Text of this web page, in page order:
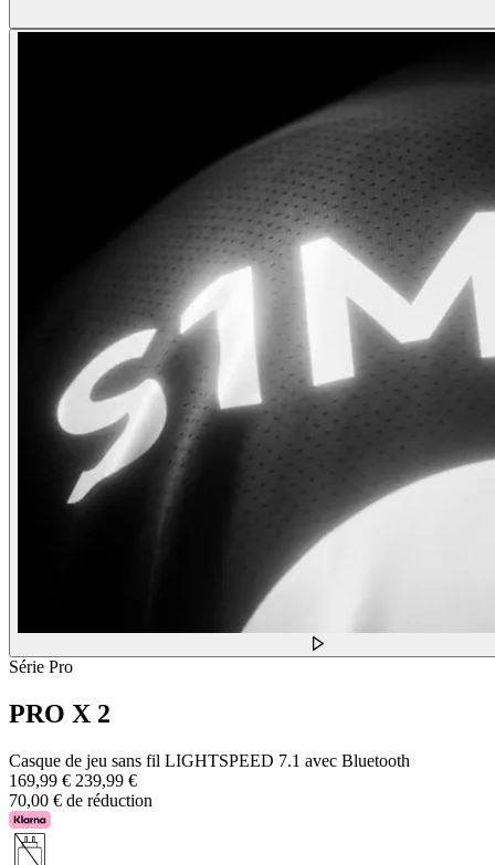
Série Pro
PRO X 2
Casque de jeu sans fil LIGHTSPEED 7.1 avec Bluetooth
169,99 € 239,99 €
70,00 € de réduction